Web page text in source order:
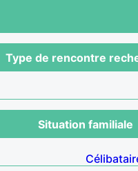
Type de rencontre
Situation familiale